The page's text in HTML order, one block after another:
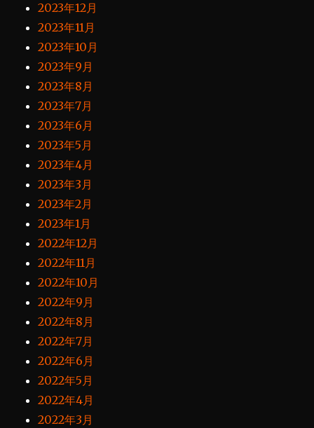
2023年12月
2023年11月
2023年10月
2023年9月
2023年8月
2023年7月
2023年6月
2023年5月
2023年4月
2023年3月
2023年2月
2023年1月
2022年12月
2022年11月
2022年10月
2022年9月
2022年8月
2022年7月
2022年6月
2022年5月
2022年4月
2022年3月